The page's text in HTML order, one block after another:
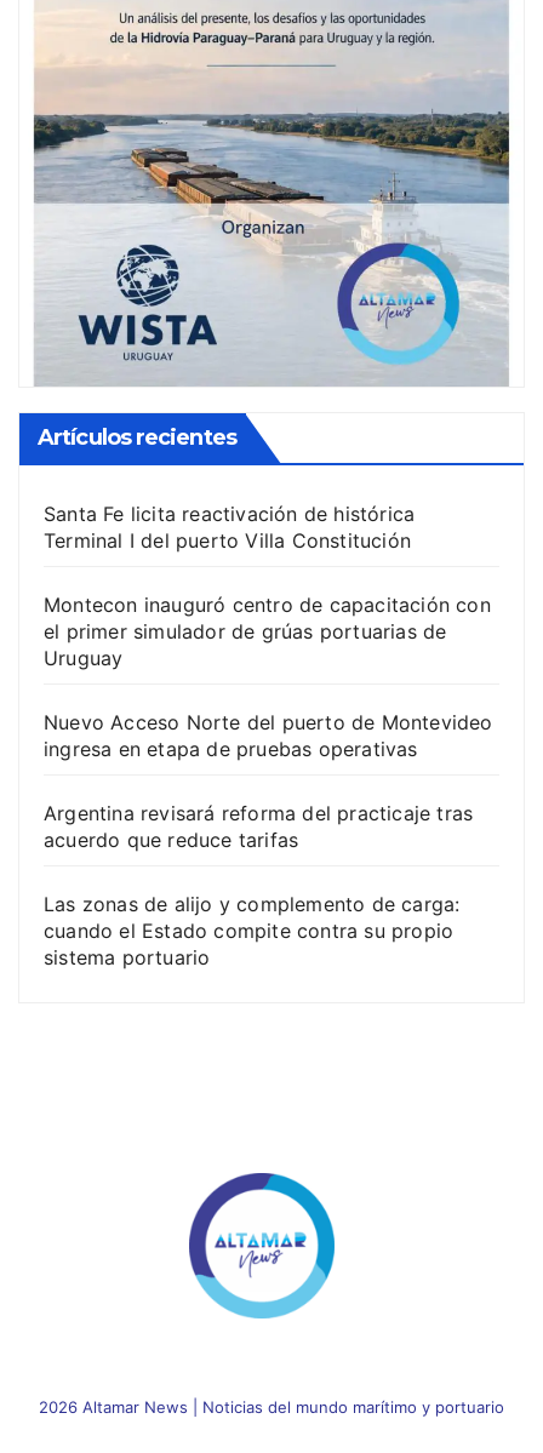
Artículos recientes
Santa Fe licita reactivación de histórica
Terminal I del puerto Villa Constitución
Montecon inauguró centro de capacitación con
el primer simulador de grúas portuarias de
Uruguay
Nuevo Acceso Norte del puerto de Montevideo
ingresa en etapa de pruebas operativas
Argentina revisará reforma del practicaje tras
acuerdo que reduce tarifas
Las zonas de alijo y complemento de carga:
cuando el Estado compite contra su propio
sistema portuario
2026 Altamar News Noticias del mundo marítimo y portuario